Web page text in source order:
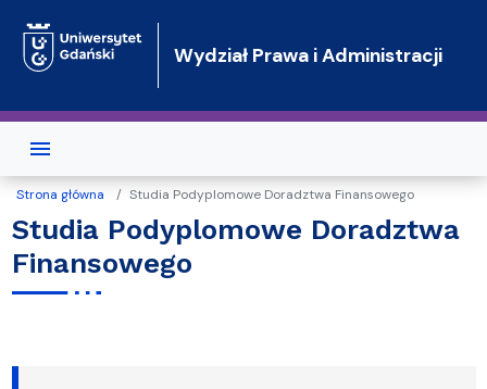
Wydział Prawa i Administracji
Strona główna Studia Podyplomowe Doradztwa Finansowego
Studia Podyplomowe Doradztwa
Finansowego